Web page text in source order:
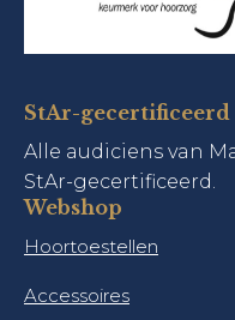
StAr-gecertificeerd
Alle audiciens van
StAr-gecertificeerd.
Webshop
Hoortoestellen
Accessoires